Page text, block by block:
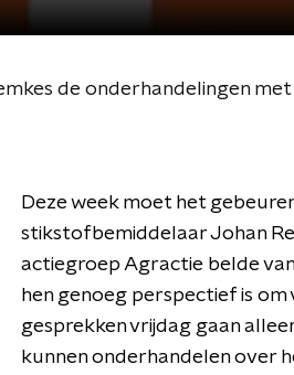
de onderhandelingen
Deze week moet het
stikstofbemiddelaar Johan
actiegroep Agractie belde
hen genoeg perspectief is
gesprekken vrijdag gaan
kunnen onderhandelen over